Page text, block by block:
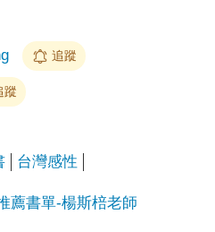
追蹤
蹤
台灣感性
薦書單-楊斯棓老師